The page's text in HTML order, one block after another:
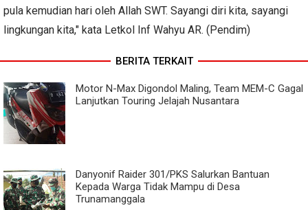
pula kemudian hari oleh Allah SWT. Sayangi diri kita, sayangi
lingkungan kita," kata Letkol Inf Wahyu AR. (Pendim)
BERITA TERKAIT
Motor N-Max Digondol Maling, Team MEM-C Gagal
Lanjutkan Touring Jelajah Nusantara
Danyonif Raider 301/PKS Salurkan Bantuan
Kepada Warga Tidak Mampu di Desa
Trunamanggala